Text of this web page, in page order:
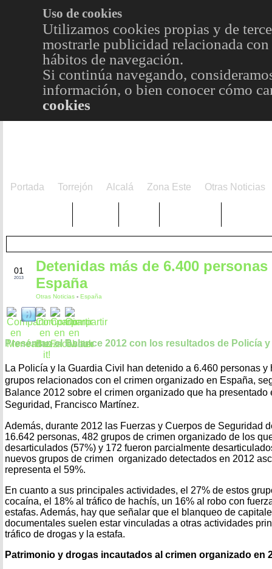
Uso de cookies
Utilizamos cookies propias y de
mostrarle publicidad relacionada
hábitos de navegación.
Si continúa navegando,
información, o bien conocer cómo
cookies
Portada Torrejón Alcalá Zona Este Otras Noticias
01
2013
Detenidas más de 6.400 personas
España
Otras Noticias - España
Presentan el Balance 2012 con los resultados de Policía
La Policía y la Guardia Civil han detenido a 6.460 personas
grupos relacionados con el crimen organizado en España,
Balance 2012 sobre el crimen organizado que ha presentado
Seguridad, Francisco Martínez.
Además, durante 2012 las Fuerzas y Cuerpos de Seguridad
16.642 personas, 482 grupos de crimen organizado de los
desarticulados (57%) y 172 fueron parcialmente
nuevos grupos de crimen organizado detectados en 2012
representa el 59%.
En cuanto a sus principales actividades, el 27% de estos
cocaína, el 18% al tráfico de hachís, un 16% al robo con
estafas. Además, hay que señalar que el blanqueo de
documentales suelen estar vinculadas a otras actividades
tráfico de drogas y la estafa.
Patrimonio y drogas incautados al crimen organizado en